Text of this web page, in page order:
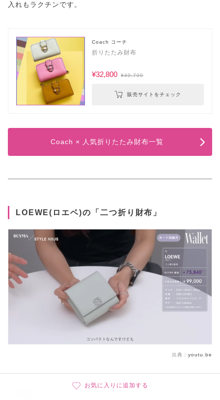
入れもラクチンです。
Coach コーチ
折りたたみ財布
¥32,800 ¥40,700
販売サイトをチェック
Coach × 人気折りたたみ財布一覧
LOEWE(ロエベ)の「二つ折り財布」
出典： youtu.be
お気に入りに追加する